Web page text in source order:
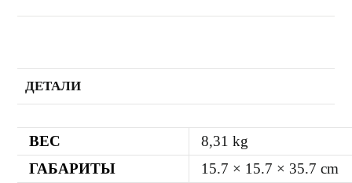
ДЕТАЛИ
ВЕС
8,31 kg
ГАБАРИТЫ
15.7 × 15.7 × 35.7 cm